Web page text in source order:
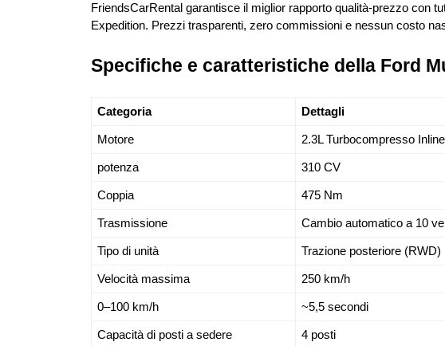
FriendsCarRental garantisce il miglior rapporto qualità-prezzo con
Expedition. Prezzi trasparenti, zero commissioni e nessun costo
Specifiche e caratteristiche della Ford
Categoria Dettagli
Motore 2.3L Turbocompresso
potenza 310 CV
Coppia 475 Nm
Trasmissione Cambio automatico a 10
Tipo di unità Trazione posteriore (RWD)
Velocità massima 250 km/h
0–100 km/h ~5,5 secondi
Capacità di posti a sedere 4 posti